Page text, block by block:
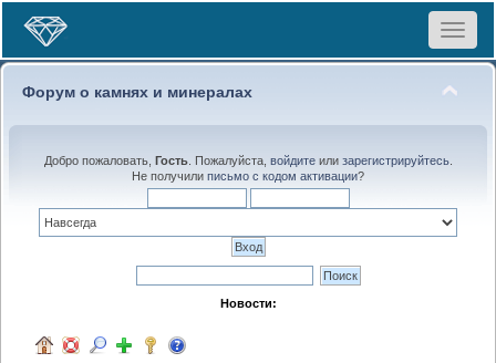
Toggle
Форум о камнях и минералах
Добро пожаловать, Гость. Пожалуйста, войдитеили зарегистрируйтесь.
Не получили письмо с кодом активации?
Новости: